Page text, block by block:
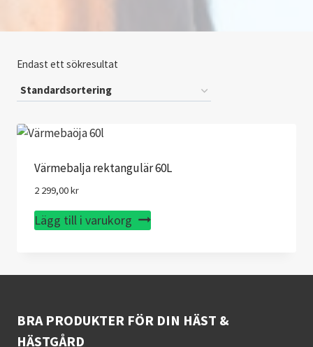
Endast ett sökresultat
Värmebalja rektangulär 60L
2 299,00kr
Lägg till i varukorg
BRA PRODUKTER FÖR DIN HÄST &
HÄSTGÅRD